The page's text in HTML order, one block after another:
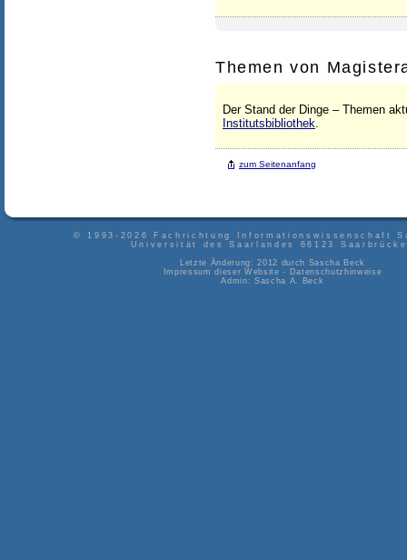
Themen von
Der Stand der Dinge – Themen
Institutsbibliothek
zum Seitenanfang
© 1993-2026 Fachrichtung Informationswissenschaft
Universität des Saarlandes
66123
Letzte Änderung: 2012 durch Sascha Beck
Impressum dieser Website - Datenschutzhinweise
Admin:Sascha A. Beck